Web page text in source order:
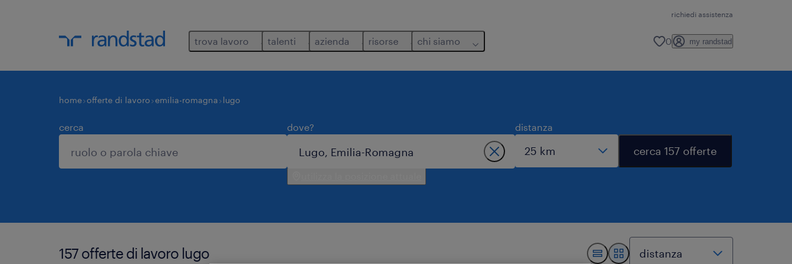
richiedi assistenza
trova lavoro talenti azienda risorse chi siamo 0 my randstad
home offerte di lavoro emilia-romagna lugo
cerca dove? distanza
cerca 157 offerte
157 offerte di lavoro lugo